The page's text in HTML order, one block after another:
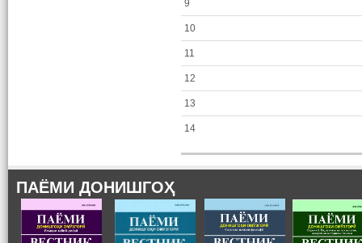
9
10
11
12
13
14
ПАЁМИ ДОНИШГОҲ